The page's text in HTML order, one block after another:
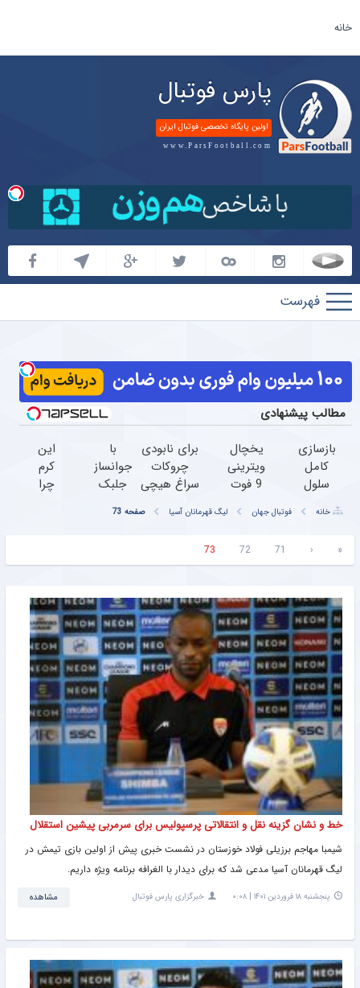
خانه
پارس فوتبال
اولین پایگاه تخصصی فوتبال ایران
www.ParsFootball.com
پارس
فوتبال
مطالب پیشنهادی
بازسازی
کامل
سلول
مرده
با کرم
تخفیف)
یخچال
ویترینی
9 فوت
(جدید)
برای نابودی
چروکات
سراغ هیچی
جلبک
با
جوانساز
جلبک
عید
امسال
این
کرم
چرا
خانه فوتبال جهان لیگ قهرمانان آسیا صفحه 73
«
‹
71
72
73
خط و نشان گزینه نقل و انتقالاتی پرسپولیس برای سرمربی پیشین استقلال
شیمبا مهاجم برزیلی فولاد خوزستان در نشست خبری پیش از اولین بازی تیمش در
لیگ قهرمانان آسیا مدعی شد که برای دیدار با الغرافه برنامه ویژه داریم.
پنجشنبه ۱۸ فروردین ۱۴۰۱ | ۰:۰۸ خبرگزاری پارس فوتبال مشاهده